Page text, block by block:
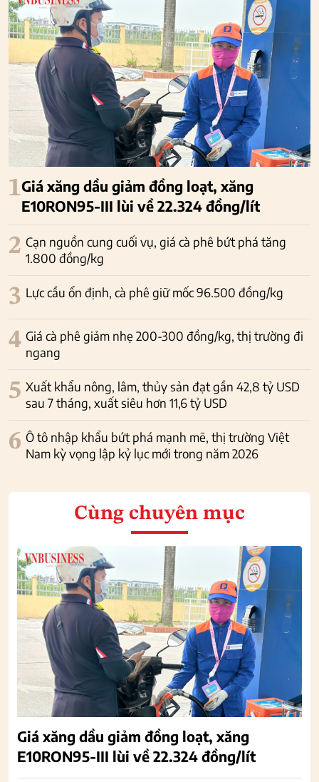
1Giá xăng dầu giảm đồng loạt, xăng
E10RON95-III lùi về 22.324 đồng/lít
2 Cạn nguồn cung cuối vụ, giá cà phê bứt phá tăng
1.800 đồng/kg
3 Lực cầu ổn định, cà phê giữ mốc 96.500 đồng/kg
4 Giá cà phê giảm nhẹ 200-300 đồng/kg, thị trường đi
ngang
5 Xuất khẩu nông, lâm, thủy sản đạt gần 42,8 tỷ USD
sau 7 tháng, xuất siêu hơn 11,6 tỷ USD
6 Ô tô nhập khẩu bứt phá mạnh mẽ, thị trường Việt
Nam kỳ vọng lập kỷ lục mới trong năm 2026
Cùng chuyên mục
Giá xăng dầu giảm đồng loạt, xăng
E10RON95-III lùi về 22.324 đồng/lít